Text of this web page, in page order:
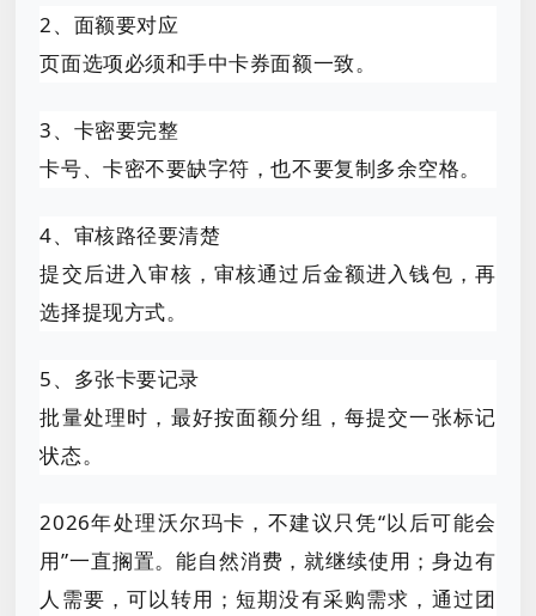
2、面额要对应
页面选项必须和手中卡券面额一致。
3、卡密要完整
卡号、卡密不要缺字符，也不要复制多余空格。
4、审核路径要清楚
提交后进入审核，审核通过后金额进入钱包，再
选择提现方式。
5、多张卡要记录
批量处理时，最好按面额分组，每提交一张标记
状态。
2026年处理沃尔玛卡，不建议只凭“以后可能会
用”一直搁置。能自然消费，就继续使用；身边有
人需要，可以转用；短期没有采购需求，通过团